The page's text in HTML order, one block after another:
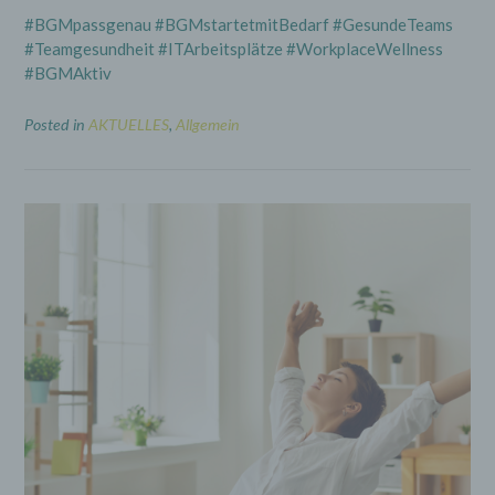
#BGMpassgenau #BGMstartetmitBedarf #GesundeTeams
#Teamgesundheit #ITArbeitsplätze #WorkplaceWellness
#BGMAktiv
Posted in AKTUELLES, Allgemein
betroffene Person gespeichert sind. Ferner berichtigt
oder löscht der für die Verarbeitung Verantwortliche
personenbezogene Daten auf Wunsch oder Hinweis
Gesamtheit der Mitarbeiter des für die Verarbeitung
Kontaktaufnahme zu unserem Unternehmen sowie
eine unmittelbare Kommunikation mit uns ermöglichen,
was ebenfalls eine allgemeine Adresse der
sogenannten elektronischen Post (E-Mail-Adresse)
umfasst. Sofern eine betroffene Person per E-Mail oder
über ein Kontaktformular den Kontakt mit dem für die
Verarbeitung Verantwortlichen aufnimmt, werden die
von der betroffenen Person übermittelten
personenbezogenen Daten automatisch gespeichert.
Solche auf freiwilliger Basis von einer betroffenen
Person an den für die Verarbeitung Verantwortlichen